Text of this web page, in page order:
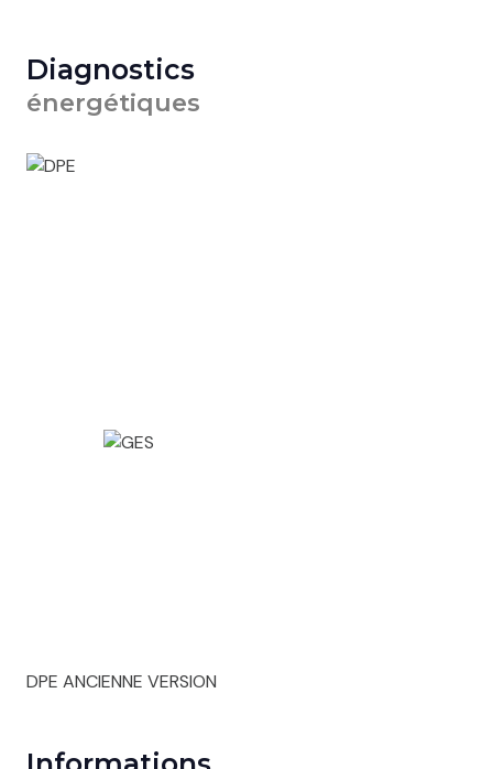
Diagnostics
énergétiques
DPE ANCIENNE VERSION